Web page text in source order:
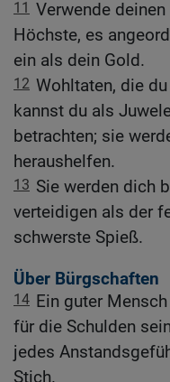
11 Verwende
Höchste, es
ein als dein Gold.
12 Wohltaten, die
kannst du als
betrachten; sie
heraushelfen.
13 Sie werden dich
verteidigen als der
schwerste Spieß.
Über Bürgschaften
14 Ein guter
für die Schulden
jedes
Stich.